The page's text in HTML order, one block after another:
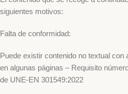
siguientes motivos:
Falta de conformidad:
Puede existir contenido no textual con
en algunas páginas – Requisito
de UNE-EN 301549:2022